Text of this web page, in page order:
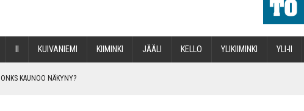
KUI­VA­NIE­MI KII­MIN­KI JÄÄ­LI KEL­LO YLI­KII­MIN­KI YLI-II
ONKS KAU­NOO NÄKYNY?